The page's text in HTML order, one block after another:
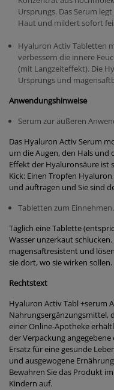
Ursprungs. Das Serum
Haut und mildert sofort
Hyaluron Activ Tabletten
verbessern die innere
(mit Langzeiteffekt). Die
Ursprungs und
Anwendungshinweise
Serum zur äußeren
Das Hyaluron Activ Serum
um die Augen, den Hals und
Effekt der Hyaluronsäure ist
Kick: Einen Tropfen
und auftragen und Sie sind
Tabletten zum Einnehmen.
Täglich eine Tablette
Wasser unzerkaut
magensaftresistent und
sie dort, wo sie wirken sollen.
Rechtstext
Hyaluron Activ Tabl +serum
Nahrungsergänzungsmittel,
einer Online-Apotheke
der Verpackung angegebene
Ersatz für eine gesunde
und ausgewogene
Bewahren Sie das Produkt
Kindern auf.